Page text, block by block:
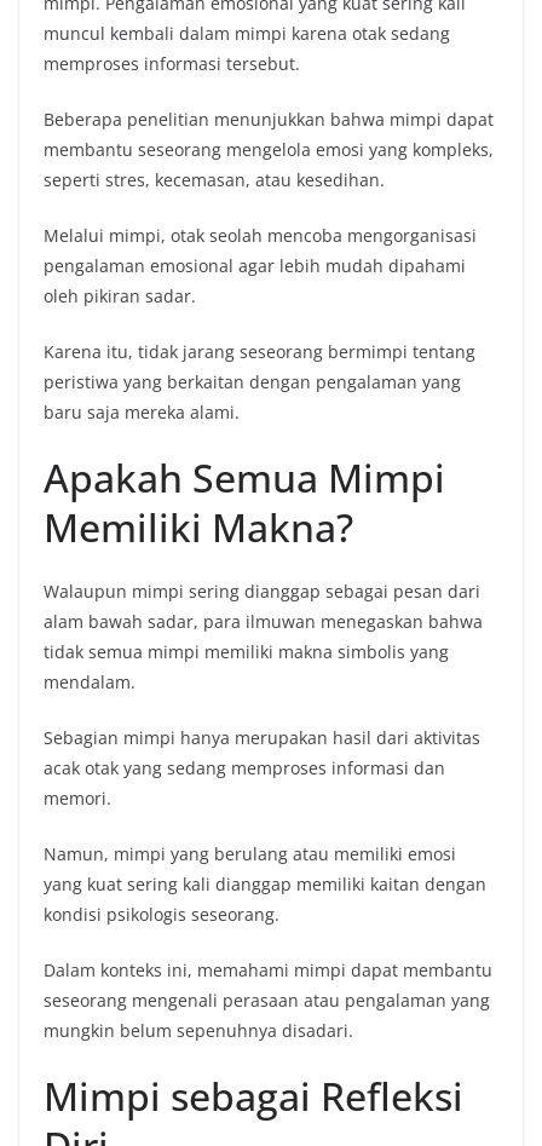
muncul kembali dalam mimpi karena otak sedang
memproses informasi tersebut.
Beberapa penelitian menunjukkan bahwa mimpi dapat
membantu seseorang mengelola emosi yang kompleks,
seperti stres, kecemasan, atau kesedihan.
Melalui mimpi, otak seolah mencoba mengorganisasi
pengalaman emosional agar lebih mudah dipahami
oleh pikiran sadar.
Karena itu, tidak jarang seseorang bermimpi tentang
peristiwa yang berkaitan dengan pengalaman yang
baru saja mereka alami.
Apakah Semua Mimpi
Memiliki Makna?
Walaupun mimpi sering dianggap sebagai pesan dari
alam bawah sadar, para ilmuwan menegaskan bahwa
tidak semua mimpi memiliki makna simbolis yang
mendalam.
Sebagian mimpi hanya merupakan hasil dari aktivitas
acak otak yang sedang memproses informasi dan
memori.
Namun, mimpi yang berulang atau memiliki emosi
yang kuat sering kali dianggap memiliki kaitan dengan
kondisi psikologis seseorang.
Dalam konteks ini, memahami mimpi dapat membantu
seseorang mengenali perasaan atau pengalaman yang
mungkin belum sepenuhnya disadari.
Mimpi sebagai Refleksi